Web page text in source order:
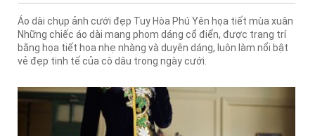
Áo dài chụp ảnh cưới đẹp Tuy Hòa Phú Yên họa tiết mùa xuân
Những chiếc áo dài mang phom dáng cổ điển, được trang trí
bằng họa tiết hoa nhẹ nhàng và duyên dáng, luôn làm nổi bật
vẻ đẹp tinh tế của cô dâu trong ngày cưới.